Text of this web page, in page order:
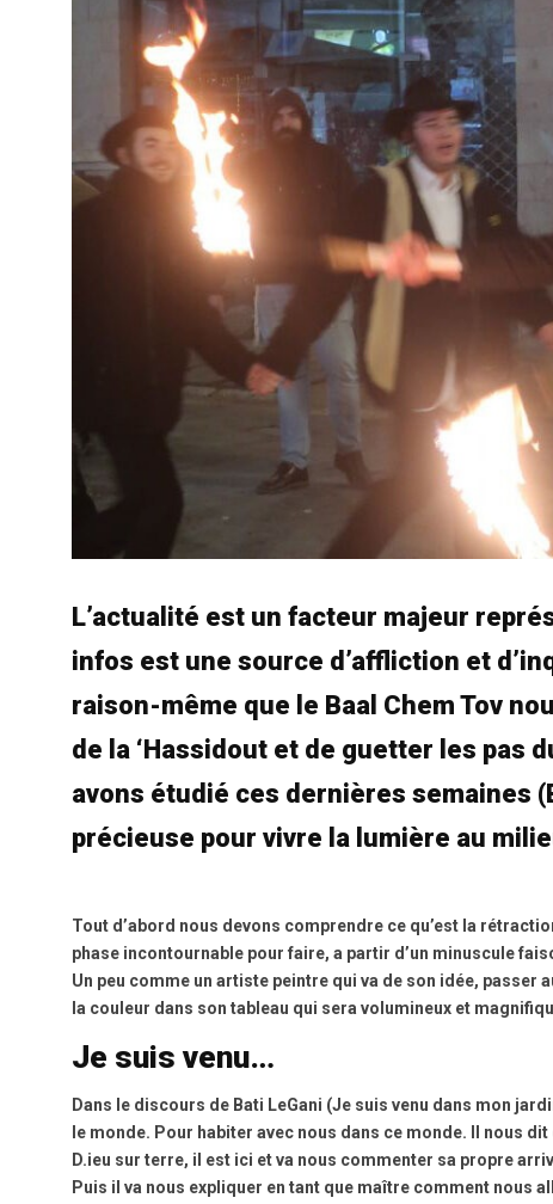
L’actualité est un facteur majeur
infos est une source d’affliction et
raison-même que le Baal Chem Tov
de la ‘Hassidout et de guetter les pas
avons étudié ces dernières semaines
précieuse pour vivre la lumière au
Tout d’abord nous devons comprendre ce qu’est la
phase incontournable pour faire, a partir d’un minuscule
Un peu comme un artiste peintre qui va de son idée,
la couleur dans son tableau qui sera volumineux et
Je suis venu…
Dans le discours de Bati LeGani (Je suis venu dans mon
le monde. Pour habiter avec nous dans ce monde. Il nous
D.ieu sur terre, il est ici et va nous commenter sa propre
Puis il va nous expliquer en tant que maître comment nous